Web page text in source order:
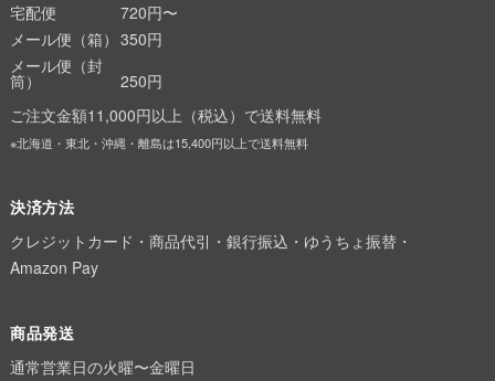
宅配便
720円〜
メール便（箱） 350円
メール便（封
筒）
250円
ご注文金額11,000円以上（税込）で送料無料
※北海道・東北・沖縄・離島は15,400円以上で送料無料
決済方法
クレジットカード・商品代引・銀行振込・ゆうちょ振替・
Amazon Pay
商品発送
通常営業日の火曜〜金曜日